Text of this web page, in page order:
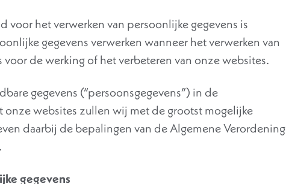
voor het verwerken van persoonlijke gegevens is
gegevens verwerken wanneer het verwerken van
de werking of het verbeteren van onze websites.
gegevens (“persoonsgegevens”) in de
websites zullen wij met de grootst mogelijke
daarbij de bepalingen van de Algemene Verordening
gegevens